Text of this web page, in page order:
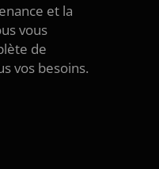
et la
vous
de
vos besoins.